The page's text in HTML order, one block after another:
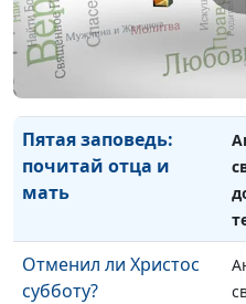
Шестая заповедь: не
убивай
Пятая заповедь:
почитай отца и
мать
Отменил ли Христос
субботу?